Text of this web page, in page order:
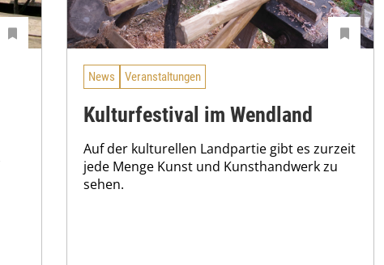
News Veranstaltungen
Kulturfestival im Wendland
Auf der kulturellen Landpartie gibt es zurzeit
jede Menge Kunst und Kunsthandwerk zu
sehen.